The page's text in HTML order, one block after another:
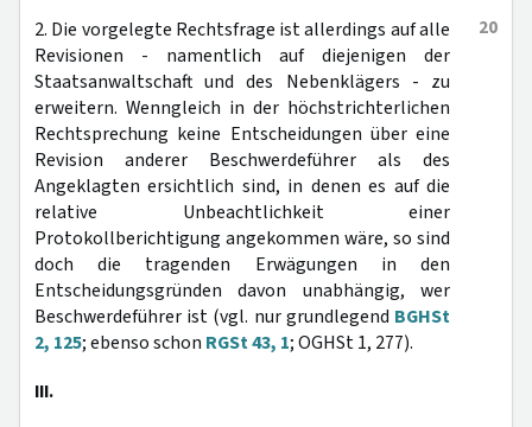
20
2. Die vorgelegte Rechtsfrage ist allerdings auf alle
Revisionen - namentlich auf diejenigen der
Staatsanwaltschaft und des Nebenklägers - zu
erweitern. Wenngleich in der höchstrichterlichen
Rechtsprechung keine Entscheidungen über eine
Revision anderer Beschwerdeführer als des
Angeklagten ersichtlich sind, in denen es auf die
relative Unbeachtlichkeit einer
Protokollberichtigung angekommen wäre, so sind
doch die tragenden Erwägungen in den
Entscheidungsgründen davon unabhängig, wer
Beschwerdeführer ist (vgl. nur grundlegend BGHSt
2, 125; ebenso schon RGSt 43, 1; OGHSt 1, 277).
III.